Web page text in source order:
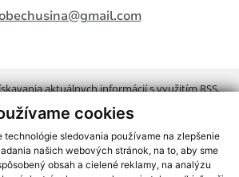
cookies
technológie sledovania používame na zlepšenie
našich webových stránok, na to, aby sme
obsah a cielené reklamy, na analýzu
aktuálnych informácií s využitím RSS,
systém ECHELON 2, Mapa stránok
s.r.o.,domény,registrácia domény
s.r.o.,technický prevádzkovateľ
aktualizácia:06.08.2026